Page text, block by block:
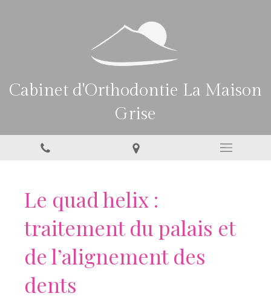
Cabinet d'Orthodontie La Maison
Grise
Le quad helix :
traitement du palais et
de l’alignement des
dents